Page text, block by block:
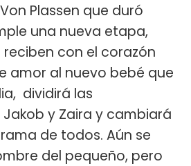
Plassen que duró
una nueva etapa,
con el corazón
amor al nuevo bebé que
dividirá las
y Zaira y cambiará
de todos. Aún se
del pequeño, pero